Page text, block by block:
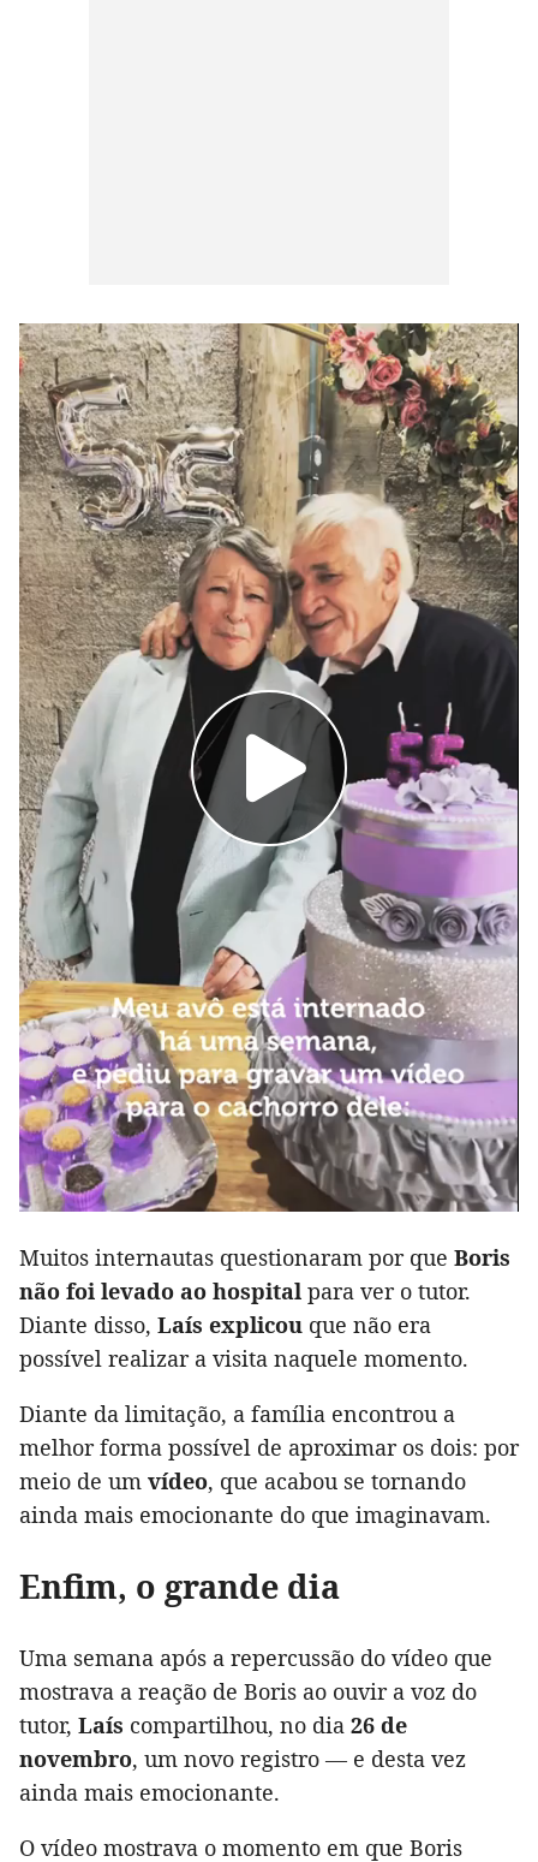
Muitos internautas questionaram por que Boris
não foi levado ao hospital para ver o tutor.
Diante disso, Laís explicou que não era
possível realizar a visita naquele momento.
Diante da limitação, a família encontrou a
melhor forma possível de aproximar os dois: por
meio de um vídeo, que acabou se tornando
ainda mais emocionante do que imaginavam.
Enfim, o grande dia
Uma semana após a repercussão do vídeo que
mostrava a reação de Boris ao ouvir a voz do
tutor, Laís compartilhou, no dia 26 de
novembro, um novo registro — e desta vez
ainda mais emocionante.
O vídeo mostrava o momento em que Boris